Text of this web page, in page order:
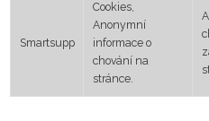
Smartsupp
Cookies,
Anonymní
informace o
chování na
stránce.